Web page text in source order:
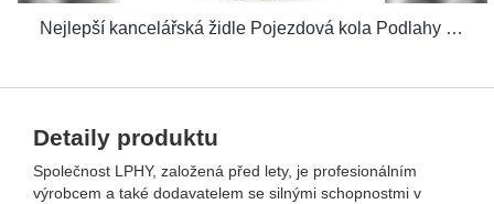
Nejlepší kancelářská židle Pojezdová kola Podlahy včetně tvrdého dřeva Perfektní výměna Bezpečné pro vysoké zatížení za psací stůl Tovární cena
Detaily produktu
Společnost LPHY, založená před lety, je profesionálním
výrobcem a také dodavatelem se silnými schopnostmi v